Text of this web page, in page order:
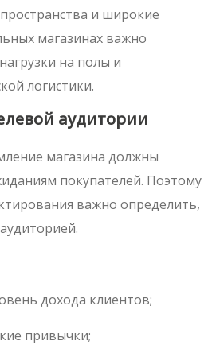
и широкие
магазинах важно
на полы и
логистики.
аудитории
магазина должны
покупателей. Поэтому
важно определить,
дохода клиентов;
привычки;